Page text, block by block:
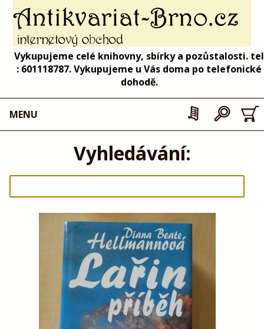
Vykupujeme celé knihovny, sbírky a pozůstalosti. tel
: 601118787. Vykupujeme u Vás doma po telefonické
dohodě.
MENU
Vyhledávání: